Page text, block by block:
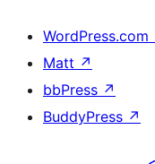
WordPress.com
Matt ↗
bbPress ↗
BuddyPress ↗